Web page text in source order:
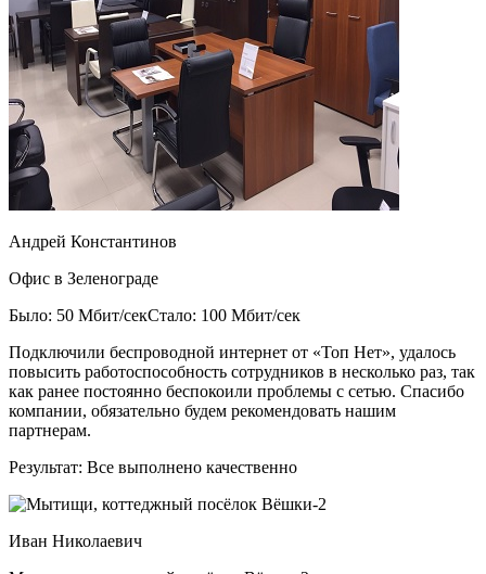
Андрей Константинов
Офис в Зеленограде
Было: 50 Мбит/секСтало: 100 Мбит/сек
Подключили беспроводной интернет от «Топ Нет», удалось
повысить работоспособность сотрудников в несколько раз, так
как ранее постоянно беспокоили проблемы с сетью. Спасибо
компании, обязательно будем рекомендовать нашим
партнерам.
Результат: Все выполнено качественно
Иван Николаевич